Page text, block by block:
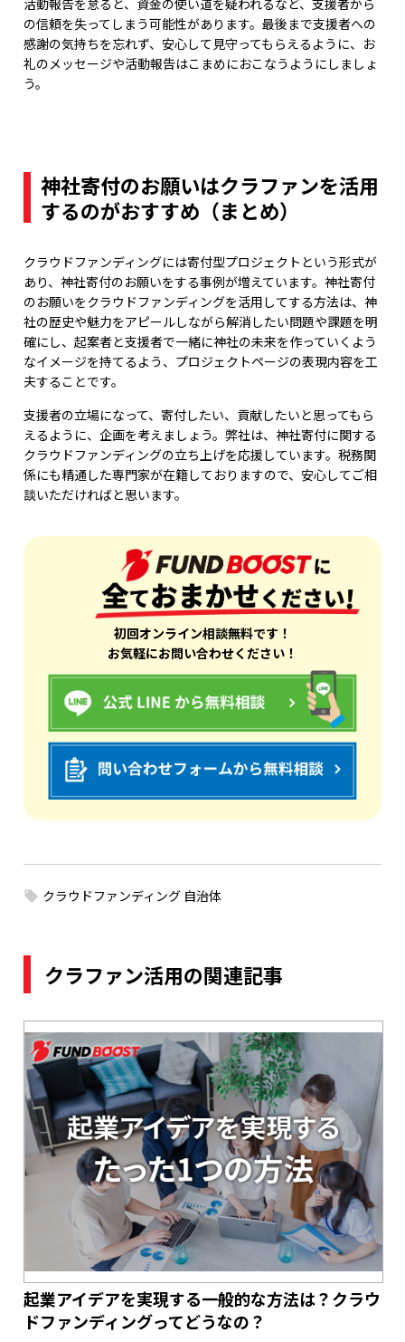
の信頼を失ってしまう可能性があります。最後まで支援者への
感謝の気持ちを忘れず、安心して見守ってもらえるように、お
礼のメッセージや活動報告はこまめにおこなうようにしましょ
う。
神社寄付のお願いはクラファンを活用
するのがおすすめ（まとめ）
クラウドファンディングには寄付型プロジェクトという形式が
あり、神社寄付のお願いをする事例が増えています。神社寄付
のお願いをクラウドファンディングを活用してする方法は、神
社の歴史や魅力をアピールしながら解消したい問題や課題を明
確にし、起案者と支援者で一緒に神社の未来を作っていくよう
なイメージを持てるよう、プロジェクトページの表現内容を工
夫することです。
支援者の立場になって、寄付したい、貢献したいと思ってもら
えるように、企画を考えましょう。弊社は、神社寄付に関する
クラウドファンディングの立ち上げを応援しています。税務関
係にも精通した専門家が在籍しておりますので、安心してご相
談いただければと思います。
初回オンライン相談無料です！
お気軽にお問い合わせください！
クラウドファンディング 自治体
クラファン活用の関連記事
起業アイデアを実現する一般的な方法は？クラウ
ドファンディングってどうなの？